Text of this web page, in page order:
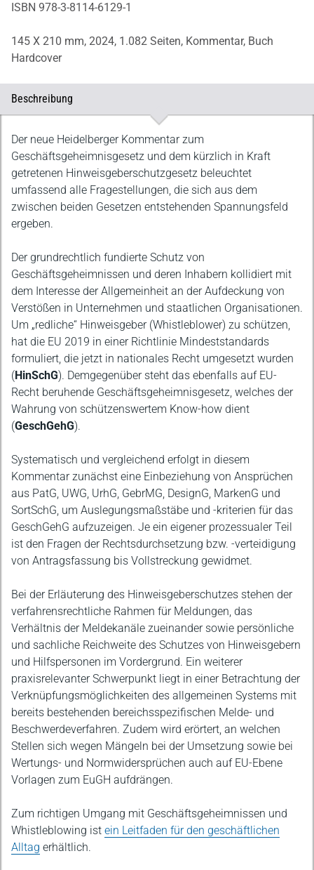
ISBN 978-3-8114-6129-1
145 X 210 mm, 2024, 1.082 Seiten, Kommentar, Buch
Hardcover
Beschreibung
Beschreibung
Der neue Heidelberger Kommentar zum
Geschäftsgeheimnisgesetz und dem kürzlich in Kraft
getretenen Hinweisgeberschutzgesetz beleuchtet
umfassend alle Fragestellungen, die sich aus dem
zwischen beiden Gesetzen entstehenden Spannungsfeld
ergeben.
Der grundrechtlich fundierte Schutz von
Geschäftsgeheimnissen und deren Inhabern kollidiert mit
dem Interesse der Allgemeinheit an der Aufdeckung von
Verstößen in Unternehmen und staatlichen Organisationen.
Um „redliche“ Hinweisgeber (Whistleblower) zu schützen,
hat die EU 2019 in einer Richtlinie Mindeststandards
formuliert, die jetzt in nationales Recht umgesetzt wurden
(HinSchG). Demgegenüber steht das ebenfalls auf EU-
Recht beruhende Geschäftsgeheimnisgesetz, welches der
Wahrung von schützenswertem Know-how dient
(GeschGehG).
Systematisch und vergleichend erfolgt in diesem
Kommentar zunächst eine Einbeziehung von Ansprüchen
aus PatG, UWG, UrhG, GebrMG, DesignG, MarkenG und
SortSchG, um Auslegungsmaßstäbe und -kriterien für das
GeschGehG aufzuzeigen. Je ein eigener prozessualer Teil
ist den Fragen der Rechtsdurchsetzung bzw. -verteidigung
von Antragsfassung bis Vollstreckung gewidmet.
Bei der Erläuterung des Hinweisgeberschutzes stehen der
verfahrensrechtliche Rahmen für Meldungen, das
Verhältnis der Meldekanäle zueinander sowie persönliche
und sachliche Reichweite des Schutzes von Hinweisgebern
und Hilfspersonen im Vordergrund. Ein weiterer
praxisrelevanter Schwerpunkt liegt in einer Betrachtung der
Verknüpfungsmöglichkeiten des allgemeinen Systems mit
bereits bestehenden bereichsspezifischen Melde- und
Beschwerdeverfahren. Zudem wird erörtert, an welchen
Stellen sich wegen Mängeln bei der Umsetzung sowie bei
Wertungs- und Normwidersprüchen auch auf EU-Ebene
Vorlagen zum EuGH aufdrängen.
Zum richtigen Umgang mit Geschäftsgeheimnissen und
Whistleblowing ist ein Leitfaden für den geschäftlichen
Alltag erhältlich.